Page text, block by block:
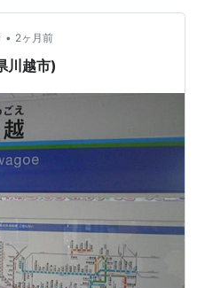
年（明治28年）3月21
大塚駅(SS28)…所沢駅−東
分岐）…（至・小川駅 鷹の
• 2ヶ月前
川越市)